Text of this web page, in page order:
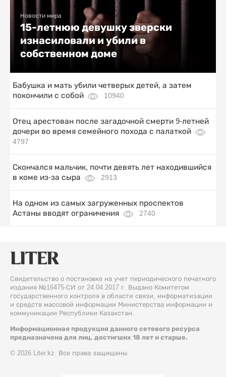
Новости мира
15-летнюю девушку зверски
изнасиловали и убили в
собственном доме
Бабушка и мать убили четверых детей, а затем
покончили с собой
10940
Отец арестован после загадочной смерти 9-летней
дочери во время семейного похода с палаткой
4797
Скончался мальчик, почти девять лет находившийся
в коме из-за сыра
2913
На одном из самых загруженных проспектов
Астаны вводят ограничения
2740
Свидетельство о постановке на учет периодического печатного
издания №16475-СИ от 24.04.2017 г. Выдано Комитетом
государственного контроля в области связи, информатизации
и средств массовой информации Министерства информации и
коммуникации Республики Казахстан.
Информационная продукция данного сетевого ресурса
предназначена для лиц, достигших 18 лет и старше.
© 2026 Liter.kz. Все права защищены.